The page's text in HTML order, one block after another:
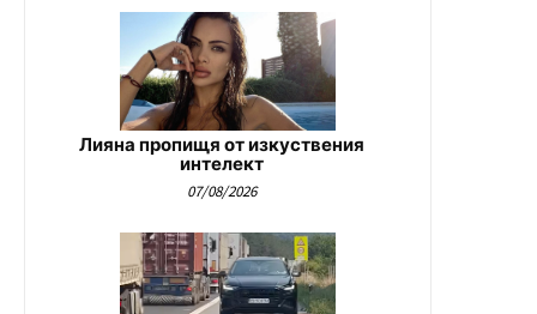
Лияна пропищя от изкуствения
интелект
07/08/2026